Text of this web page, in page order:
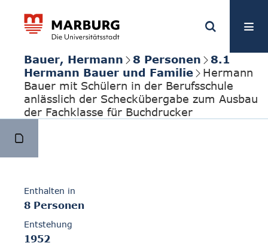
Bauer, Hermann 8 Personen
8.1
Hermann Bauer und Familie
Hermann
Bauer mit Schülern in der Berufsschule
anlässlich der Scheckübergabe zum Ausbau
der Fachklasse für Buchdrucker
Enthalten in
8 Personen
Entstehung
1952